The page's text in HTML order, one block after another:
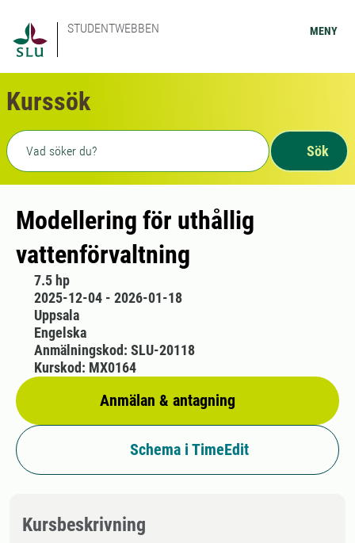
STUDENTWEBBEN MENY
Kurssök
Fritext sökning
Sök
Modellering för uthållig
vattenförvaltning
7.5 hp
2025-12-04 - 2026-01-18
Uppsala
Engelska
Anmälan & antagning
Anmälningskod: SLU-20118
Kurskod: MX0164
Schema i TimeEdit
Kursbeskrivning